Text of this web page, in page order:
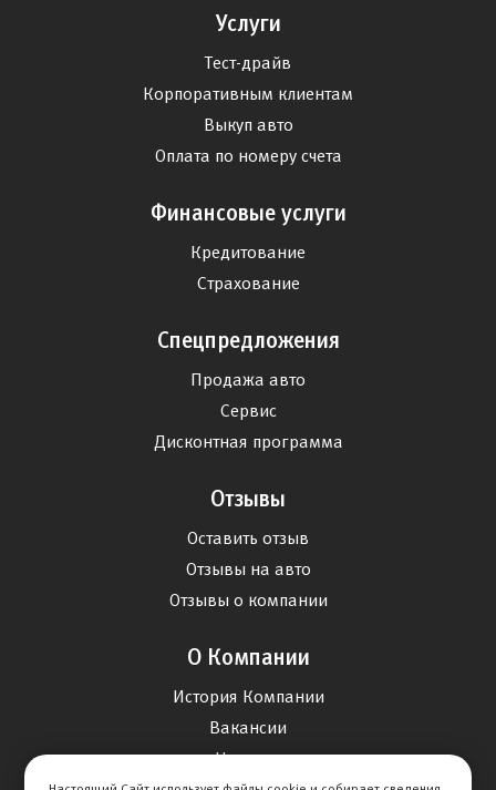
Услуги
Тест-драйв
Корпоративным клиентам
Выкуп авто
Оплата по номеру счета
Финансовые услуги
Кредитование
Страхование
Спецпредложения
Продажа авто
Сервис
Дисконтная программа
Отзывы
Оставить отзыв
Отзывы на авто
Отзывы о компании
О Компании
История Компании
Вакансии
Новости